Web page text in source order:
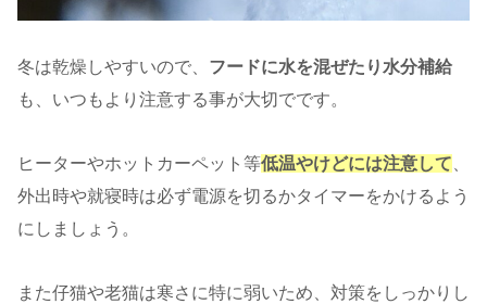
冬は乾燥しやすいので、 フードに水を混ぜたり水分補給
も、いつもより注意する事が大切でです。
ヒーターやホットカーペット等低温やけどには注意して
外出時や就寝時は必ず電源を切るかタイマーをかけるよう
にしましょう。
また仔猫や老猫は寒さに特に弱いため、対策をしっかりし